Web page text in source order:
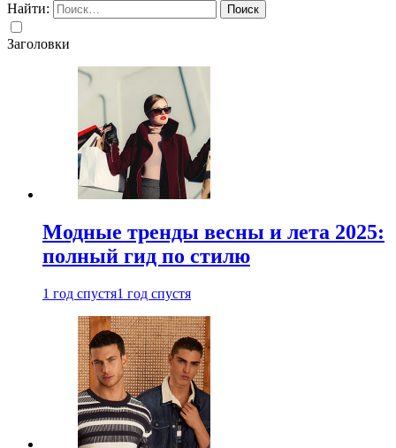
Найти:
Заголовки
Модные тренды весны и лета 2025:
полный гид по стилю
1 год спустя1 год спустя